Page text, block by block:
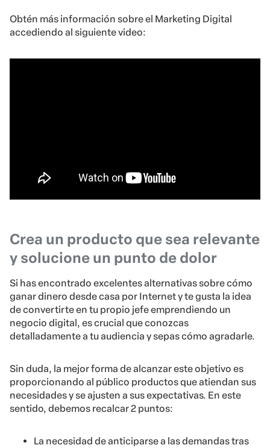
Obtén más información sobre el Marketing Digital
accediendo al siguiente video:
Crea un producto que sea relevante
y solucione un punto de dolor
Si has encontrado excelentes alternativas sobre cómo
ganar dinero desde casa por Internet y te gusta la idea
de convertirte en tu propio jefe emprendiendo un
negocio digital, es crucial que conozcas
detalladamente a tu audiencia y sepas cómo agradarle.
Sin duda, la mejor forma de alcanzar este objetivo es
proporcionando al público productos que atiendan sus
necesidades y se ajusten a sus expectativas. En este
sentido, debemos recalcar 2 puntos:
La necesidad de anticiparse a las demandas tras